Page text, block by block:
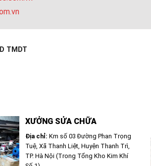
TMDT
XƯỞNG SỬA CHỮA
Địa chỉ: Km số 03 Đường Phan Trọng
Tuệ, Xã Thanh Liệt, Huyện Thanh Trì,
TP. Hà Nội (Trong Tổng Kho Kim Khí